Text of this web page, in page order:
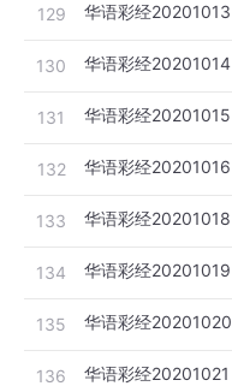
129 华语彩经20201013
130 华语彩经20201014
131 华语彩经20201015
132 华语彩经20201016
133 华语彩经20201018
134 华语彩经20201019
135 华语彩经20201020
136 华语彩经20201021